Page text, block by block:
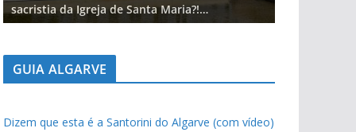
sacristia da Igreja de Santa Maria?!…
GUIA ALGARVE
Dizem que esta é a Santorini do Algarve (com vídeo)